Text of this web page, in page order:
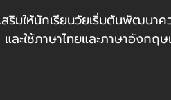
ริมให้นักเรียนวัยเริ่มต้นพัฒน
ละใช้ภาษาไทยและภาษาอังกฤ